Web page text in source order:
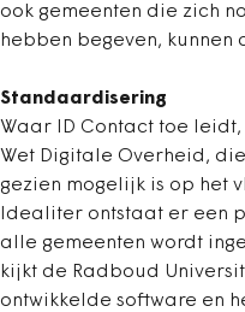
ook gemeenten die zich
hebben begeven, kunnen
Standaardisering
Waar ID Contact toe
Wet Digitale Overheid,
gezien mogelijk is op het
Idealiter ontstaat er een
alle gemeenten wordt
kijkt de Radboud
ontwikkelde software en